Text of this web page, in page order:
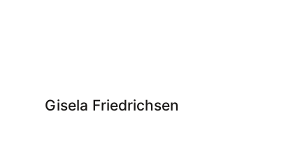
Gisela Friedrichsen